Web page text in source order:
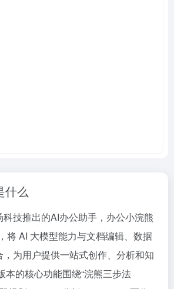
什么
技推出的AI办公助手，办公小浣熊
将 AI 大模型能力与文档编辑、数据
为用户提供一站式创作、分析和知
本的核心功能围绕“浣熊三步法